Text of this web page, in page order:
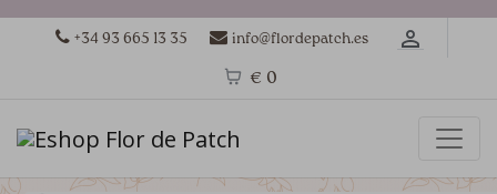
+34 93 665 13 35 info@flordepatch.es
€ 0